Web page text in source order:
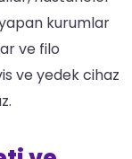
kurumlar
ve filo
ve yedek cihaz